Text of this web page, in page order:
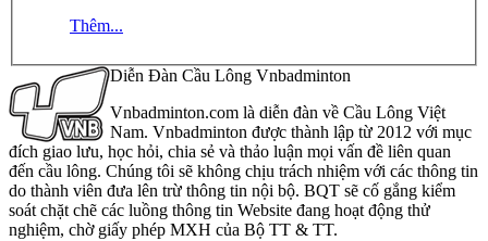
Thêm...
Diễn Đàn Cầu Lông Vnbadminton
Vnbadminton.com là diễn đàn về Cầu Lông Việt
Nam. Vnbadminton được thành lập từ 2012 với mục
đích giao lưu, học hỏi, chia sẻ và thảo luận mọi vấn đề liên quan
đến cầu lông. Chúng tôi sẽ không chịu trách nhiệm với các thông tin
do thành viên đưa lên trừ thông tin nội bộ. BQT sẽ cố gắng kiểm
soát chặt chẽ các luồng thông tin Website đang hoạt động thử
nghiệm, chờ giấy phép MXH của Bộ TT & TT.